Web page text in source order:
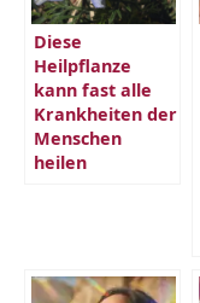
Diese
Heilpflanze
kann fast alle
Krankheiten der
Menschen
heilen